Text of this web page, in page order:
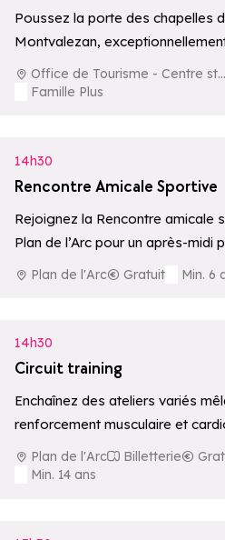
Poussez la porte des chapelles
Montvalezan,
public chaque jeudi de 14h à 17h.
des…
Office de Tourisme - Centre station
Famille Plus
14h30
Rencontre Amicale Sportive
Rejoignez la Rencontre amicale
Plan de l’Arc pour un après-midi
signe du jeu, du sport…
Plan de l'Arc Gratuit
Min. 6
14h30
Circuit training
Enchaînez des ateliers variés
renforcement musculaire et
cadre exceptionnel du Plan de
séance dynamique…
Plan de l'Arc Billetterie
Min. 14 ans